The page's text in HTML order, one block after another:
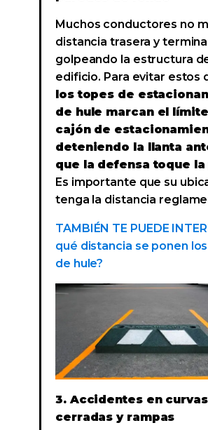
Muchos conductores no
distancia trasera y
golpeando la estructura
edificio. Para evitar estos
los topes de
de hule marcan el límite
cajón de
deteniendo la llanta
que la defensa toque la
Es importante que su
tenga la distancia
TAMBIÉN TE PUEDE
qué distancia se ponen
de hule?
3. Accidentes en curvas
cerradas y rampas